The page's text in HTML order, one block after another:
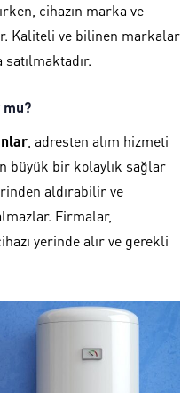
cihazın marka ve
Kaliteli ve bilinen markalar
, adresten alım hizmeti
büyük bir kolaylık sağlar
aldırabilir ve
Firmalar,
yerinde alır ve gerekli